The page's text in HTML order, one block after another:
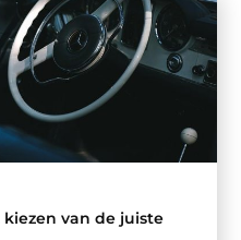
van de juiste